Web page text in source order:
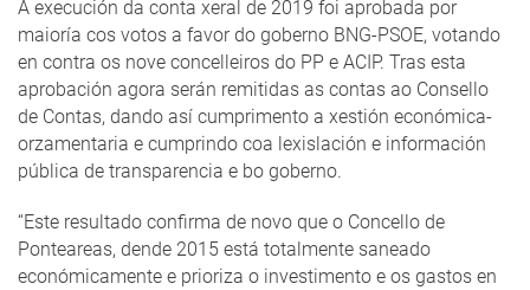
A execución da conta xeral de 2019 foi aprobada por
maioría cos votos a favor do goberno BNG-PSOE, votando
en contra os nove concelleiros do PP e ACIP. Tras esta
aprobación agora serán remitidas as contas ao Consello
de Contas, dando así cumprimento a xestión económica-
orzamentaria e cumprindo coa lexislación e información
pública de transparencia e bo goberno.
“Este resultado confirma de novo que o Concello de
Ponteareas, dende 2015 está totalmente saneado
económicamente e prioriza o investimento e os gastos en